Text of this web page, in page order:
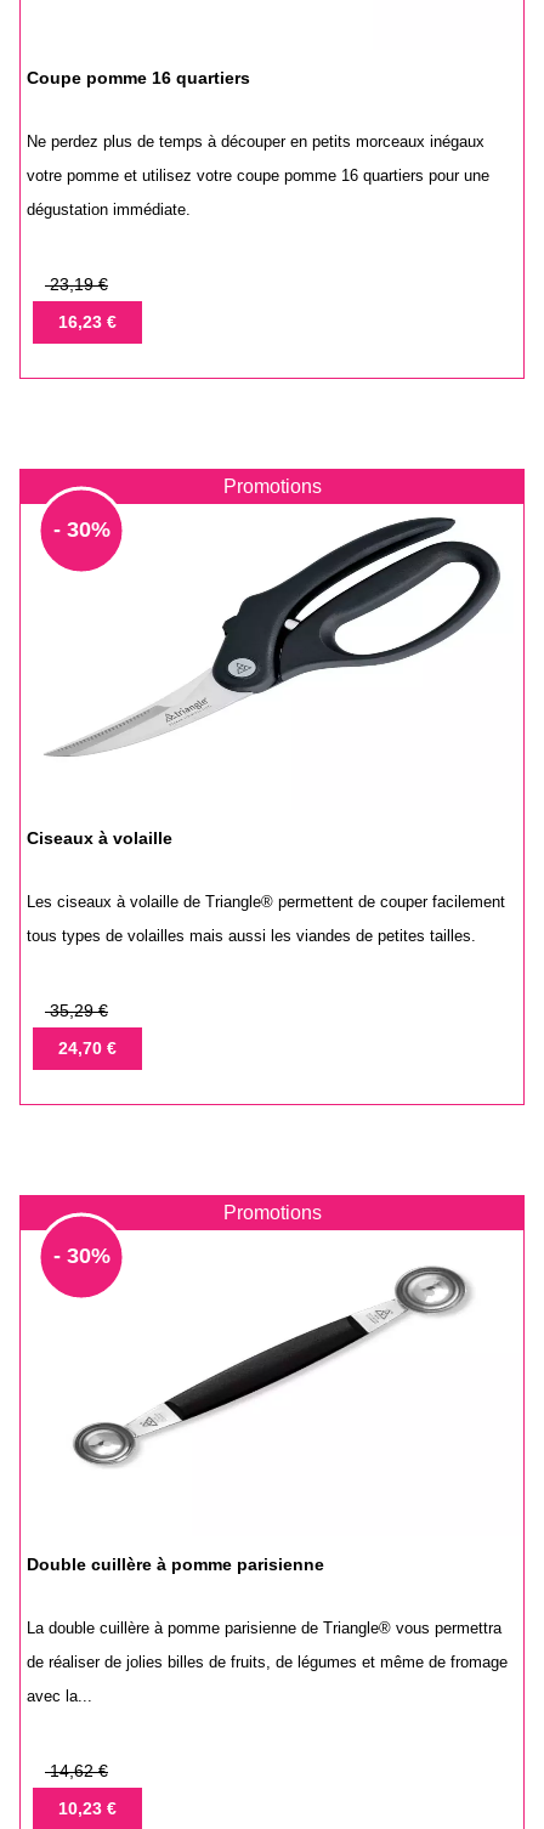
Coupe pomme 16 quartiers
Ne perdez plus de temps à découper en petits morceaux inégaux
votre pomme et utilisez votre coupe pomme 16 quartiers pour une
dégustation immédiate.
Prix
base
23,19 €
Prix16,23 €
Promotions
- 30%
Ciseaux à volaille
Les ciseaux à volaille de Triangle® permettent de couper facilement
tous types de volailles mais aussi les viandes de petites tailles.
Prix
base
35,29 €
Prix24,70 €
Promotions
- 30%
Double cuillère à pomme parisienne
La double cuillère à pomme parisienne de Triangle® vous permettra
de réaliser de jolies billes de fruits, de légumes et même de fromage
avec la...
Prix
14,62 €
Prix10,23 €